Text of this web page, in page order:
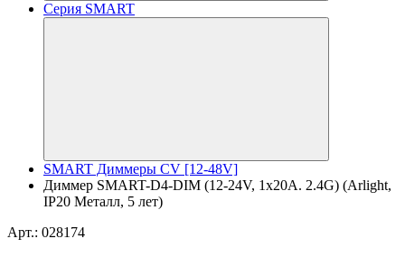
Серия SMART
SMART Диммеры CV [12-48V]
Диммер SMART-D4-DIM (12-24V, 1x20A. 2.4G) (Arlight,
IP20 Металл, 5 лет)
Арт.: 028174